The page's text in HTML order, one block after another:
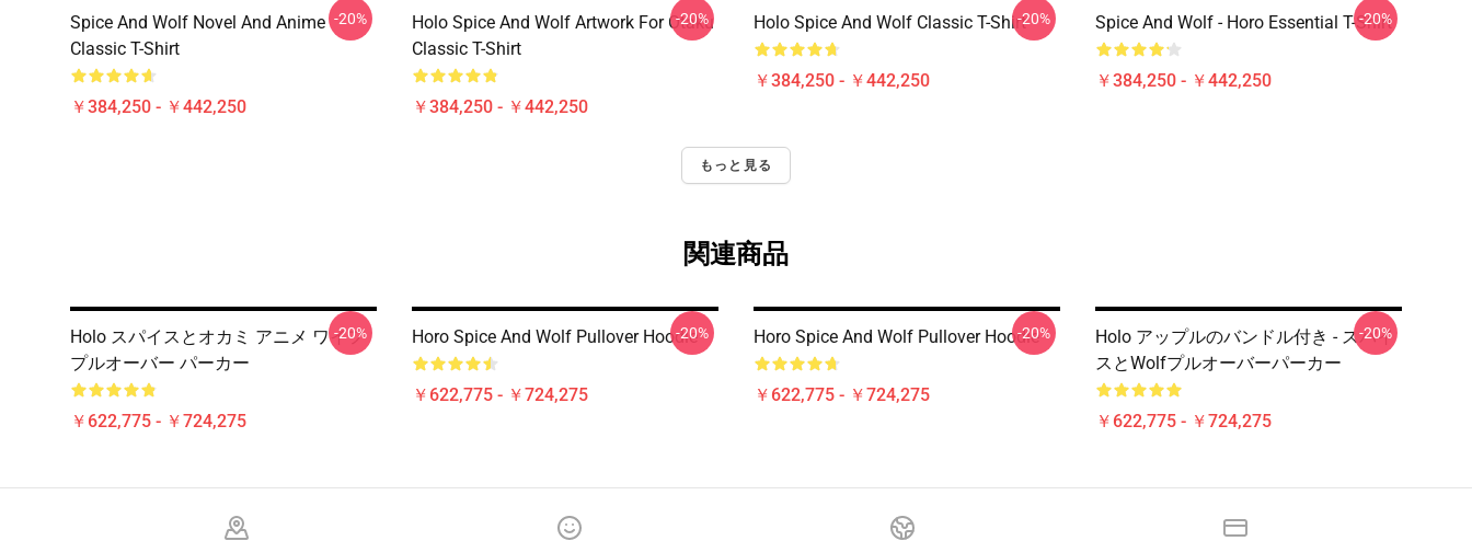
Spice And Wolf Novel And Anime
Classic T-Shirt
￥384,250 - ￥442,250
-20%
Holo Spice And Wolf Artwork For Otaku
Classic T-Shirt
￥384,250 - ￥442,250
-20% Holo Spice And Wolf Classic T-Shirt
￥384,250 - ￥442,250
-20% Spice And Wolf - Horo Essential T-Shirt
￥384,250 - ￥442,250
-20%
もっと見る
関連商品
Holo スパイスとオカミ アニメ ワイフ
プルオーバー パーカー
￥622,775 - ￥724,275
-20% Horo Spice And Wolf Pullover Hoodie
￥622,775 - ￥724,275
-20% Horo Spice And Wolf Pullover Hoodie
￥622,775 - ￥724,275
-20%
Holo アップルのバンドル付き - スパイ
スとWolfプルオーバーパーカー
￥622,775 - ￥724,275
-20%